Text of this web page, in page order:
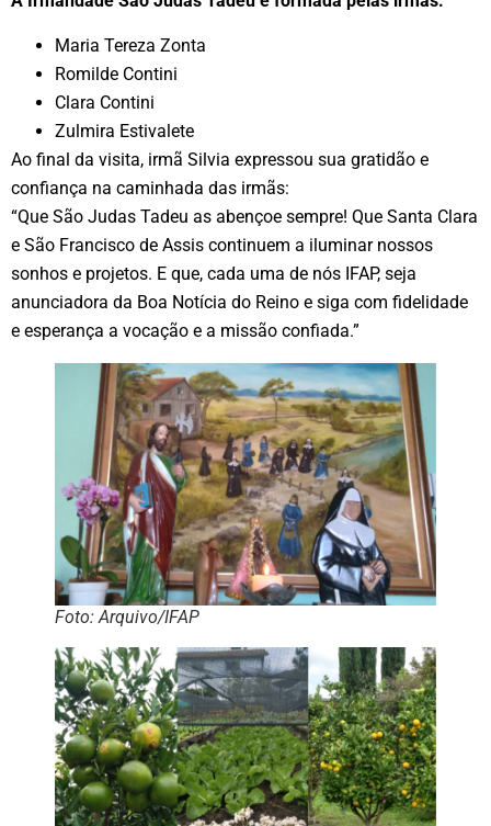
Maria Tereza Zonta
Romilde Contini
Clara Contini
Zulmira Estivalete
Ao final da visita, irmã Silvia expressou sua gratidão e
confiança na caminhada das irmãs:
“Que São Judas Tadeu as abençoe sempre! Que Santa Clara
e São Francisco de Assis continuem a iluminar nossos
sonhos e projetos. E que, cada uma de nós IFAP, seja
anunciadora da Boa Notícia do Reino e siga com fidelidade
e esperança a vocação e a missão confiada.”
Foto: Arquivo/IFAP